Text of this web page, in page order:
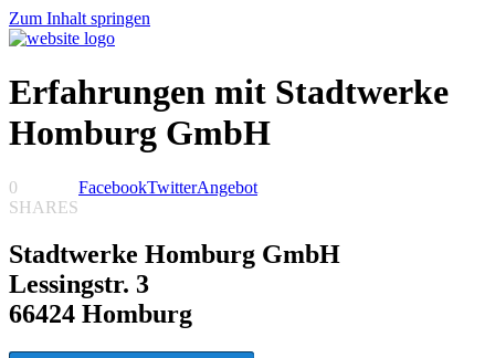
Zum Inhalt springen
Erfahrungen mit Stadtwerke
Homburg GmbH
0
SHARES
FacebookTwitterAngebot
Stadtwerke Homburg GmbH
Lessingstr. 3
66424 Homburg